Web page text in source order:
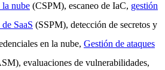
la nube (CSPM), escaneo de IaC, gestión
SaaS (SSPM), detección de secretos y
en la nube, Gestión de ataques
evaluaciones de vulnerabilidades,